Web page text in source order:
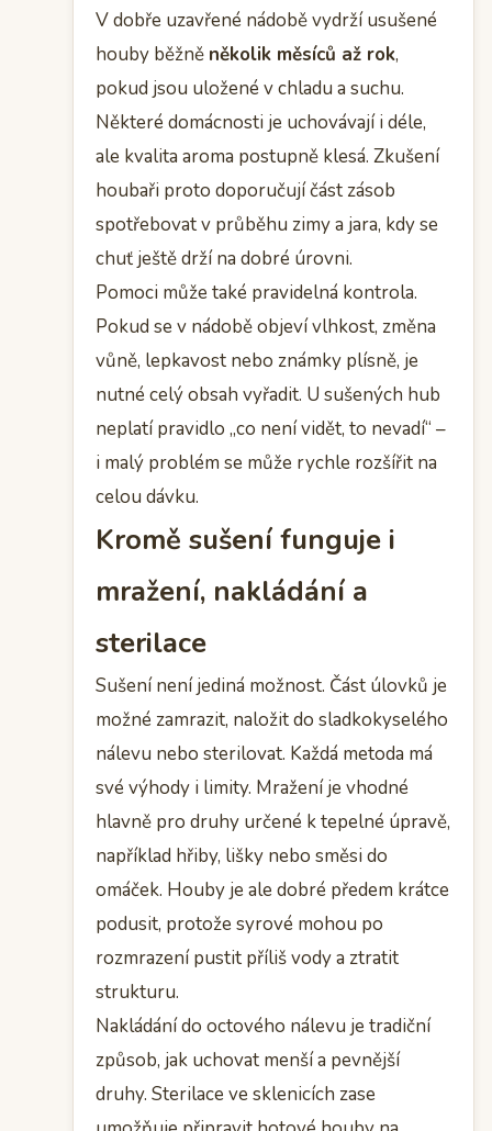
V dobře uzavřené nádobě vydrží usušené
houby běžně několik měsíců až rok,
pokud jsou uložené v chladu a suchu.
Některé domácnosti je uchovávají i déle,
ale kvalita aroma postupně klesá. Zkušení
houbaři proto doporučují část zásob
spotřebovat v průběhu zimy a jara, kdy se
chuť ještě drží na dobré úrovni.
Pomoci může také pravidelná kontrola.
Pokud se v nádobě objeví vlhkost, změna
vůně, lepkavost nebo známky plísně, je
nutné celý obsah vyřadit. U sušených hub
neplatí pravidlo „co není vidět, to nevadí“ –
i malý problém se může rychle rozšířit na
celou dávku.
Kromě sušení funguje i
mražení, nakládání a
sterilace
Sušení není jediná možnost. Část úlovků je
možné zamrazit, naložit do sladkokyselého
nálevu nebo sterilovat. Každá metoda má
své výhody i limity. Mražení je vhodné
hlavně pro druhy určené k tepelné úpravě,
například hřiby, lišky nebo směsi do
omáček. Houby je ale dobré předem krátce
podusit, protože syrové mohou po
rozmrazení pustit příliš vody a ztratit
strukturu.
Nakládání do octového nálevu je tradiční
způsob, jak uchovat menší a pevnější
druhy. Sterilace ve sklenicích zase